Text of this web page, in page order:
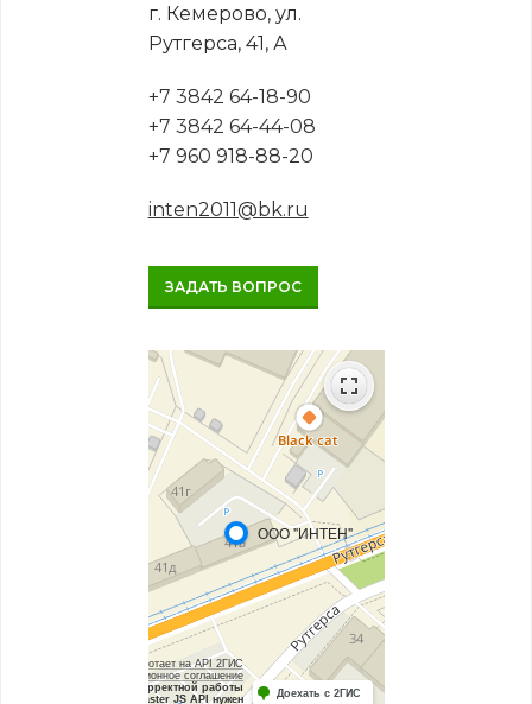
г. Кемерово, ул.
Рутгерса, 41, А
+7 3842 64-18-90
+7 3842 64-44-08
+7 960 918-88-20
inten2011@bk.ru
ЗАДАТЬ ВОПРОС